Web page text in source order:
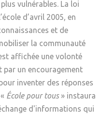
vulnérables. La loi
d’avril 2005, en
et de
la communauté
affichée une volonté
un encouragement
inventer des réponses
École pour tous» instaura
d'informations qui